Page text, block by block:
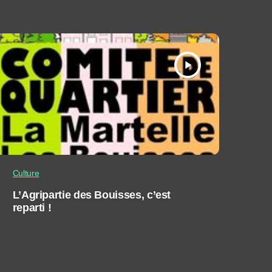
play_arrow
Culture
L’Agripartie des Bouisses, c’est
reparti !